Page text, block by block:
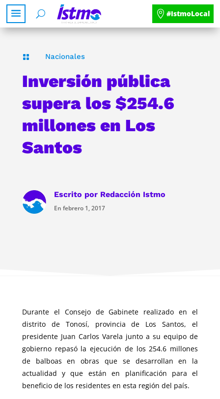
#IstmoLocal
 Nacionales
Inversión pública
supera los $254.6
millones en Los
Santos
Escrito por Redacción Istmo
En febrero 1, 2017
Durante el Consejo de Gabinete realizado en el
distrito de Tonosí, provincia de Los Santos, el
presidente Juan Carlos Varela junto a su equipo de
gobierno repasó la ejecución de los 254.6 millones
de balboas en obras que se desarrollan en la
actualidad y que están en planificación para el
beneficio de los residentes en esta región del país.